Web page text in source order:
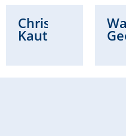
Christian
Kautz